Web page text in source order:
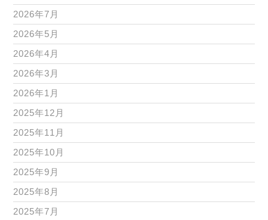
2026年7月
2026年5月
2026年4月
2026年3月
2026年1月
2025年12月
2025年11月
2025年10月
2025年9月
2025年8月
2025年7月